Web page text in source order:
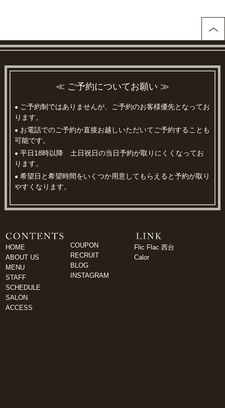
≪ ご予約についてお願い ≫
● ご予約制ではありませんが、ご予約のお客様優先となってお
ります。
● お電話でのご予約か直接お越しいただいてご予約することも
可能です。
● 平日18時以降 土日祝日の当日予約が取りにくくなってお
ります。
● 希望日と希望時間をいくつか用意してもらえると予約が取り
やすくなります。
HOME
ABOUT US
MENU
STAFF
SCHEDULE
SALON
ACCESS
COUPON
RECRUIT
BLOG
INSTAGRAM
Flic Flac 西台
Calor